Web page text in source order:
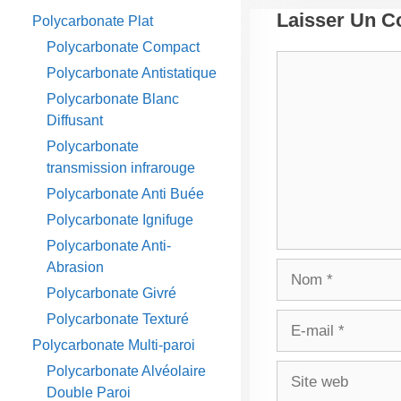
Laisser Un
Polycarbonate Plat
Polycarbonate Compact
Polycarbonate Antistatique
Polycarbonate Blanc
Diffusant
Polycarbonate
transmission infrarouge
Polycarbonate Anti Buée
Polycarbonate Ignifuge
Polycarbonate Anti-
Abrasion
Polycarbonate Givré
Polycarbonate Texturé
Polycarbonate Multi-paroi
Polycarbonate Alvéolaire
Double Paroi